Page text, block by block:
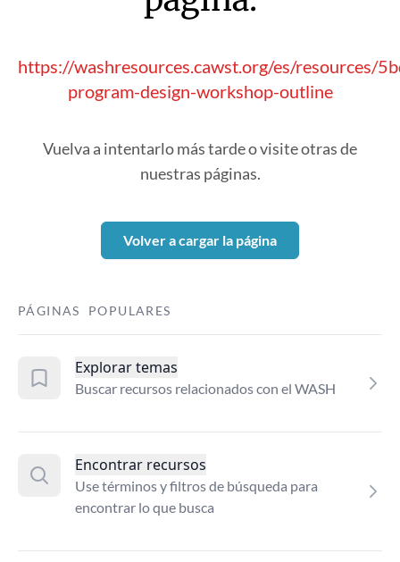
https://washresources.cawst.org/es/resources/
program-design-workshop-outline
Vuelva a intentarlo más tarde o visite otras de
nuestras páginas.
Volver a cargar la página
PÁGINAS POPULARES
Explorar temas
Buscar recursos relacionados con el WASH
Encontrar recursos
Use términos y filtros de búsqueda para
encontrar lo que busca